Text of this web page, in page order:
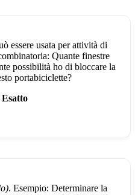
essere usata per attività di
Quante finestre
possibilità ho di bloccare la
portabiciclette?
. Esempio: Determinare la